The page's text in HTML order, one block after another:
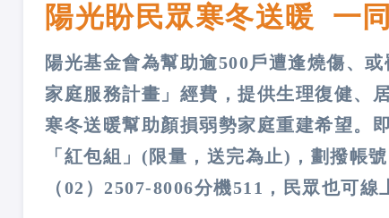
陽光盼民眾寒冬送暖 一
陽光基金會為幫助逾500戶遭逢燒傷、
家庭服務計畫」經費，提供生理復健、
寒冬送暖幫助顏損弱勢家庭重建希望。
「紅包組」(限量，送完為止)，劃撥帳
（02）2507-8006分機511，民眾也可